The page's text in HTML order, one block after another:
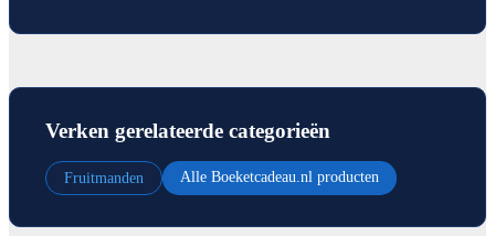
Verken gerelateerde categorieën
Fruitmanden Alle Boeketcadeau.nl producten